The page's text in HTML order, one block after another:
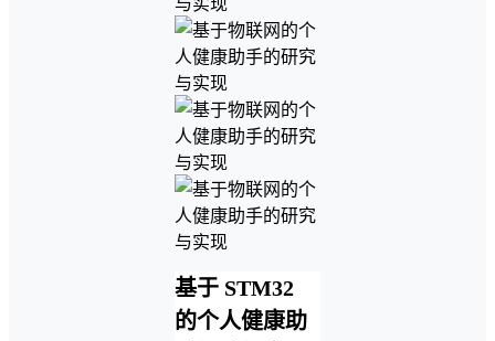
基于 STM32
的个人健康助